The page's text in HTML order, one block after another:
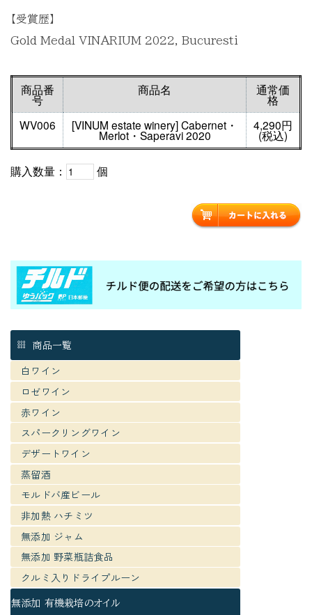
【受賞歴】
Gold Medal VINARIUM 2022, Bucuresti
商品番
号
商品名 通常価
格
WV006
[VINUM estate winery] Cabernet・
Merlot・Saperavi 2020
4,290円
(税込)
購入数量： 個
商品一覧
白ワイン
ロゼワイン
赤ワイン
スパークリングワイン
デザートワイン
蒸留酒
モルドバ産ビール
非加熱 ハチミツ
無添加 ジャム
無添加 野菜瓶詰食品
クルミ入りドライプルーン
無添加 有機栽培のオイル